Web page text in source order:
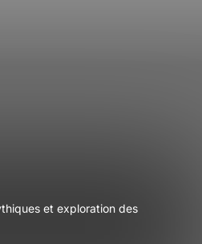
et exploration des